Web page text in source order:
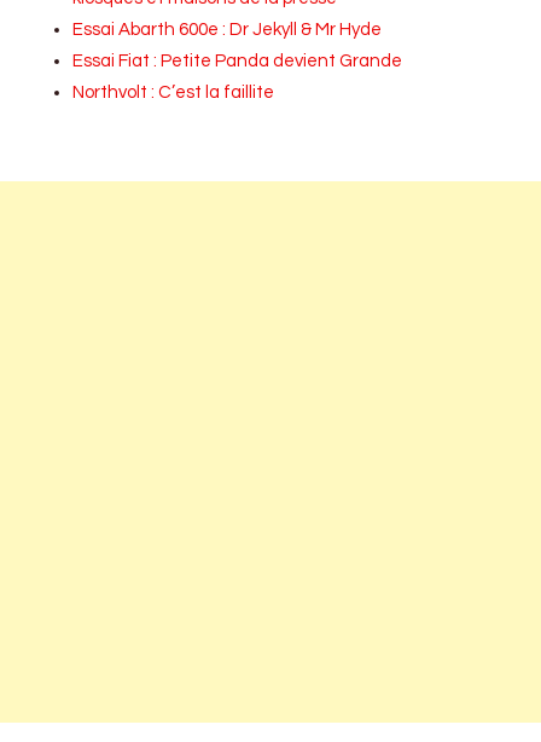
Essai Abarth 600e : Dr Jekyll & Mr Hyde
Essai Fiat : Petite Panda devient Grande
Northvolt : C’est la faillite